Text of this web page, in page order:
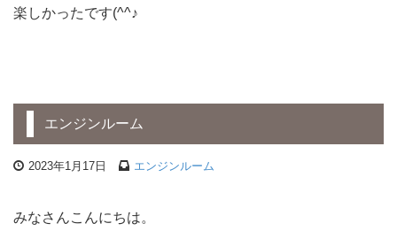
楽しかったです(^^♪
エンジンルーム
2023年1月17日 エンジンルーム
みなさんこんにちは。